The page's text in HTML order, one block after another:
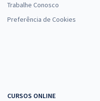
Trabalhe Conosco
Preferência de Cookies
CURSOS ONLINE